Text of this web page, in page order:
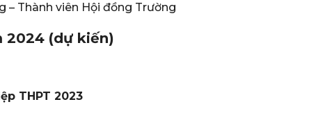
– Thành viên Hội đồng Trường
2024 (dự kiến)
THPT 2023